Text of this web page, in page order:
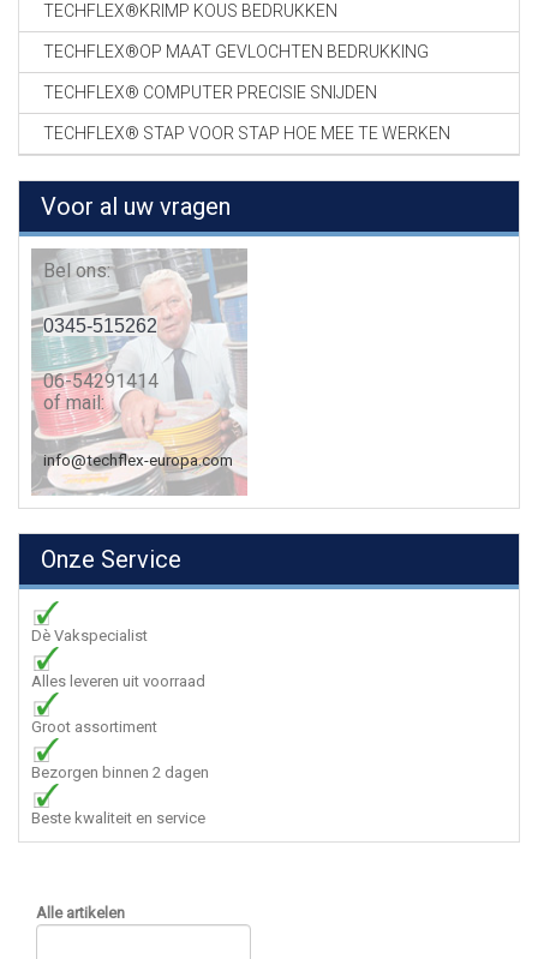
TECHFLEX®KRIMP KOUS BEDRUKKEN
TECHFLEX®OP MAAT GEVLOCHTEN BEDRUKKING
TECHFLEX® COMPUTER PRECISIE SNIJDEN
TECHFLEX® STAP VOOR STAP HOE MEE TE WERKEN
Voor al uw vragen
Bel ons:
0345-515262
06-54291414
of mail:
info@techflex-europa.com
Onze Service
Dè Vakspecialist
Alles leveren uit voorraad
Groot assortiment
Bezorgen binnen 2 dagen
Beste kwaliteit en service
Alle artikelen